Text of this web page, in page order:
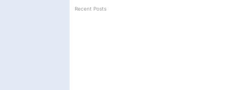
Recent Posts